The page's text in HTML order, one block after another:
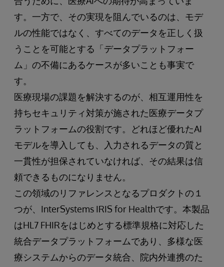
す。一方で、その実現を阻んでいるのは、モデ
ルの性能ではなく、すべてのデータを正しく扱
うことを可能とする「データプラットフォー
ム」の不備にあるケースが多いことも事実で
す。
医療現場の課題を解決するのが、相互運用性を
持ちセキュリティ対策が施された医療データプ
ラットフォームの役割です。どれほど優れたAI
モデルを導入しても、入力されるデータの質と
一貫性が担保されていなければ、その結果は信
頼できるものになりません。
この領域のリファレンスとなるプロダクトの１
つが、InterSystems IRIS for Healthです。本製品
はHL7 FHIRをはじめとする標準規格に対応した
統合データプラットフォームであり、多様な医
療システムからのデータ統合、院内外連携のた